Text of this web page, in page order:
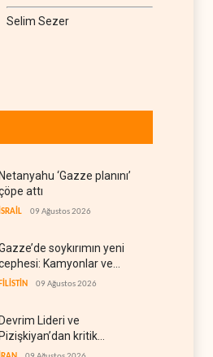
Selim Sezer
Netanyahu ‘Gazze planını’
attı
İSRAİL 09 Ağustos 2026
soykırımın yeni
Kamyonlar ve
de hedefte
FİLİSTİN 09 Ağustos 2026
Devrim Lideri ve
Pizişkiyan’dan kritik